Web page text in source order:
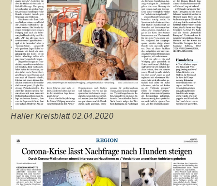
Haller Kreisblatt 02.04.2020